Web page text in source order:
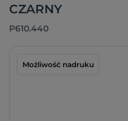
CZARNY
P610.440
Możliwość nadruku